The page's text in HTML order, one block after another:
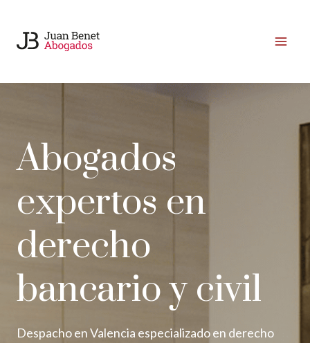
contenido
Abogados
expertos en
derecho
bancario y civil
Despacho en Valencia especializado en derecho